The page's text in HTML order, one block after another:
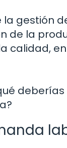
la gestión
de la
calidad,